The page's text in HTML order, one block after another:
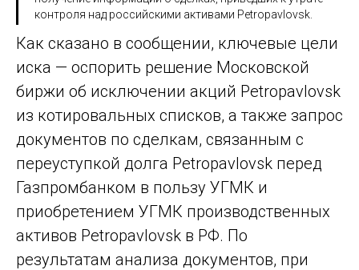
контроля над российскими активами Petropavlovsk.
Как сказано в сообщении, ключевые цели
иска — оспорить решение Московской
биржи об исключении акций Petropavlovsk
из котировальных списков, а также запрос
документов по сделкам, связанным с
переуступкой долга Petropavlovsk перед
Газпромбанком в пользу УГМК и
приобретением УГМК производственных
активов Petropavlovsk в РФ. По
результатам анализа документов, при